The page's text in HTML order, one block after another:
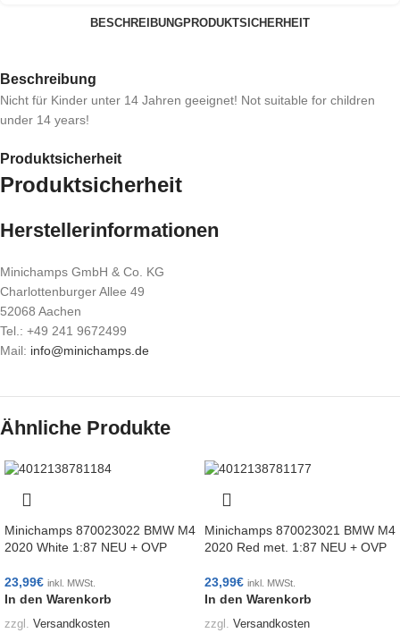
BESCHREIBUNGPRODUKTSICHERHEIT
Beschreibung
Nicht für Kinder unter 14 Jahren geeignet! Not suitable for children
under 14 years!
Produktsicherheit
Produktsicherheit
Herstellerinformationen
Minichamps GmbH & Co. KG
Charlottenburger Allee 49
52068 Aachen
Tel.: +49 241 9672499
Mail: info@minichamps.de
Ähnliche Produkte
Minichamps 870023022 BMW M4
2020 White 1:87 NEU + OVP
23,99€ inkl. MWSt.
In den Warenkorb
zzgl. Versandkosten
Minichamps 870023021 BMW M4
2020 Red met. 1:87 NEU + OVP
23,99€ inkl. MWSt.
In den Warenkorb
zzgl. Versandkosten